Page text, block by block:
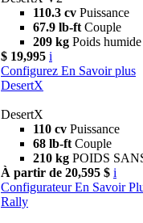
110.3 cv Puissance
67.9 lb-ft Couple
209 kg Poids
$ 19,995 i
Configurez En Savoir plus
DesertX
DesertX
110 cv Puissance
68 lb-ft Couple
210 kg POIDS
À partir de 20,595 $ i
Configurateur En Savoir
Rally